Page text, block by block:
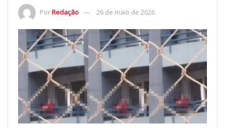
PorRedação 26 de maio de 2026